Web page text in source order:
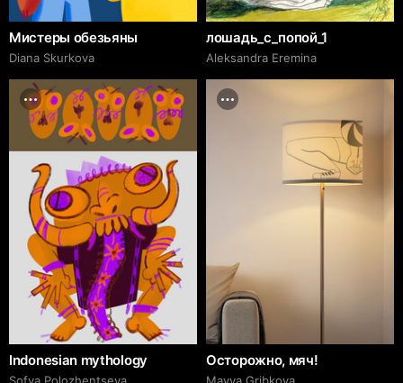
Мистеры обезьяны
Diana Skurkova
лошадь_с_попой_1
Aleksandra Eremina
Indonesian mythology
Sofya Polozhentseva
Осторожно, мяч!
Mayya Gribkova